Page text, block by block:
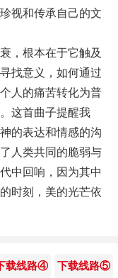
视和传承自己的文
，根本在于它触及
找意义，如何通过
人的痛苦转化为普
这首曲子提醒我
的表达和情感的沟
人类共同的脆弱与
中回响，因为其中
时刻，美的光芒依
载线路④ 下载线路⑤